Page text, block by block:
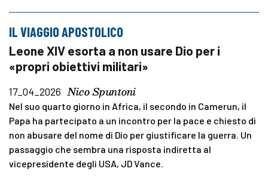
IL VIAGGIO APOSTOLICO
Leone XIV esorta a non usare Dio per i
«propri obiettivi militari»
17_04_2026 Nico Spuntoni
Nel suo quarto giorno in Africa, il secondo in Camerun, il
Papa ha partecipato a un incontro per la pace e chiesto di
non abusare del nome di Dio per giustificare la guerra. Un
passaggio che sembra una risposta indiretta al
vicepresidente degli USA, JD Vance.